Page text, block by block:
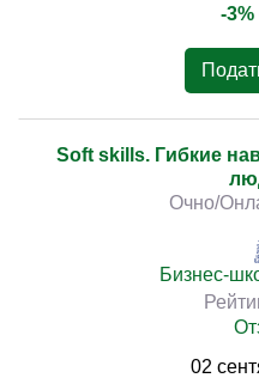
-3%
Soft skills. Гибкие
Очно/
Бизнес-
02